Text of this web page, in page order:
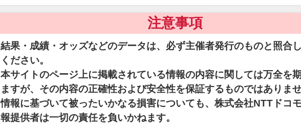
注意事項
結果・成績・オッズなどのデータは、必ず主催者発行のものと照合
ください。
本サイトのページ上に掲載されている情報の内容に関しては万全を
ますが、その内容の正確性および安全性を保証するものではありま
情報に基づいて被ったいかなる損害についても、株式会社NTTドコ
報提供者は一切の責任を負いかねます。